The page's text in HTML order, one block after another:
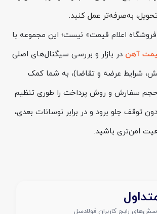
به‌صرفه‌تر عمل کنید.
اعلام قیمت» نیست؛ این مجموعه با
آهن در بازار و بررسی سیگنال‌های اصلی
شرایط عرضه و تقاضا)، به شما کمک
حجم سفارش و روش پرداخت را طوری تنظیم
توقف جلو برود و در برابر نوسانات بعدی،
امن‌تری باشید.
رایج کاربران فولادسل